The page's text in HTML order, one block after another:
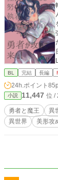
た。 魔
BL 完結 長編
24h.ポイント
小説 11,447 位 /
勇者と魔王 異
異世界
美形攻